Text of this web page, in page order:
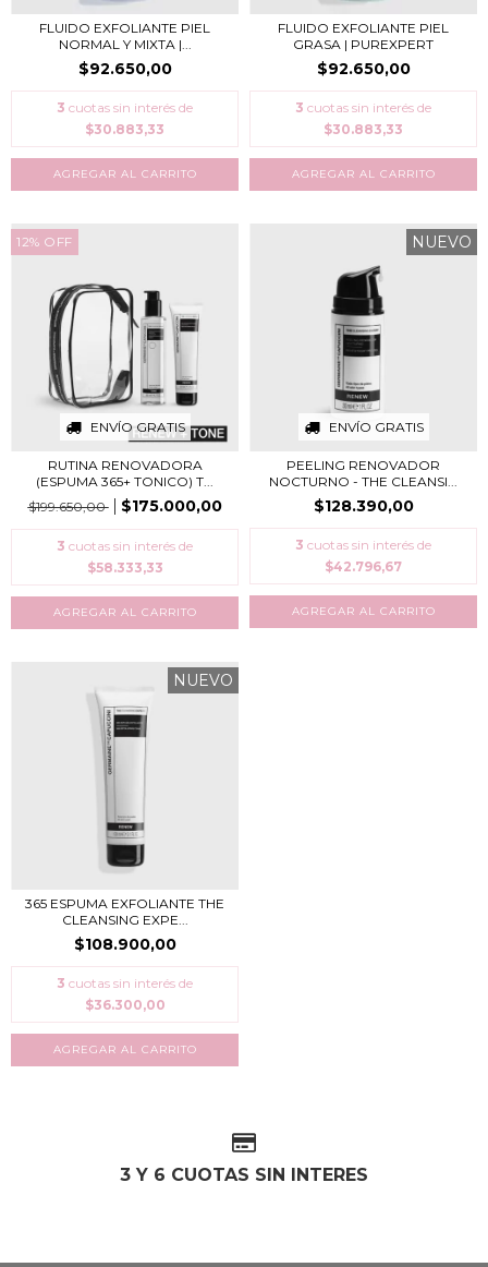
FLUIDO EXFOLIANTE PIEL
NORMAL Y MIXTA |...
$92.650,00
3 cuotas sin interés de
$30.883,33
FLUIDO EXFOLIANTE PIEL
GRASA | PUREXPERT
$92.650,00
3 cuotas sin interés de
$30.883,33
12% OFF
ENVÍO GRATIS
RUTINA RENOVADORA
(ESPUMA 365+ TONICO) T...
$199.650,00
$175.000,00
3 cuotas sin interés de
$58.333,33
ENVÍO GRATIS
NUEVO
PEELING RENOVADOR
NOCTURNO - THE CLEANSI...
$128.390,00
3 cuotas sin interés de
$42.796,67
NUEVO
365 ESPUMA EXFOLIANTE THE
CLEANSING EXPE...
$108.900,00
3 cuotas sin interés de
$36.300,00
3 Y 6 CUOTAS SIN INTERES